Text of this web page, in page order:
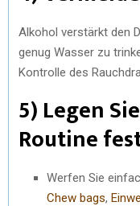
Alkohol verstärkt den
genug Wasser zu
Kontrolle des
5) Legen
Routine
Werfen Sie
Chew bags,